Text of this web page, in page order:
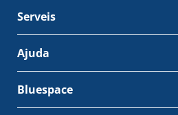
Serveis
Ajuda
Bluespace